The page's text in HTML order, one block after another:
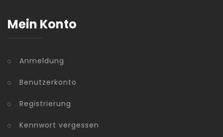
Mein Konto
Anmeldung
Benutzerkonto
Registrierung
Kennwort vergessen